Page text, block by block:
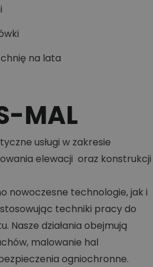
na lata
MAL
usługi w zakresie
elewacji oraz konstrukcji
nowoczesne technologie, jak i
techniki pracy do
Nasze działania obejmują
malowanie hal
ogniochronne.